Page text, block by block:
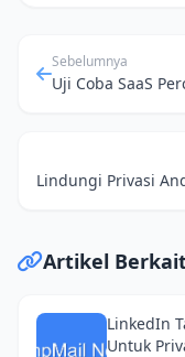
Sebelumnya
Artikel
LinkedIn
Untuk